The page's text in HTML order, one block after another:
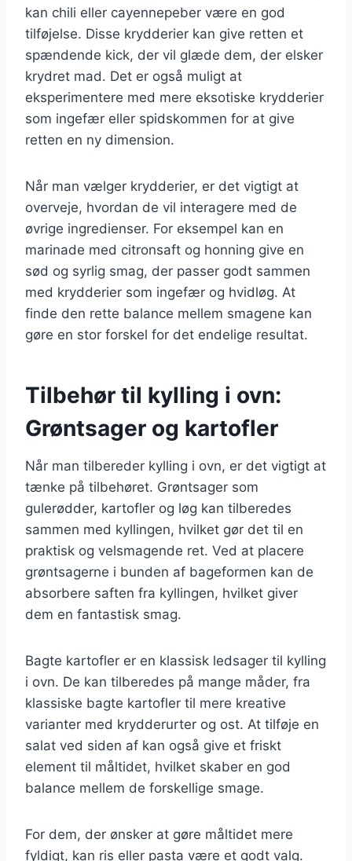
kan chili eller cayennepeber være en god
tilføjelse. Disse krydderier kan give retten et
spændende kick, der vil glæde dem, der elsker
krydret mad. Det er også muligt at
eksperimentere med mere eksotiske krydderier
som ingefær eller spidskommen for at give
retten en ny dimension.
Når man vælger krydderier, er det vigtigt at
overveje, hvordan de vil interagere med de
øvrige ingredienser. For eksempel kan en
marinade med citronsaft og honning give en
sød og syrlig smag, der passer godt sammen
med krydderier som ingefær og hvidløg. At
finde den rette balance mellem smagene kan
gøre en stor forskel for det endelige resultat.
Tilbehør til kylling i ovn:
Grøntsager og kartofler
Når man tilbereder kylling i ovn, er det vigtigt at
tænke på tilbehøret. Grøntsager som
gulerødder, kartofler og løg kan tilberedes
sammen med kyllingen, hvilket gør det til en
praktisk og velsmagende ret. Ved at placere
grøntsagerne i bunden af bageformen kan de
absorbere saften fra kyllingen, hvilket giver
dem en fantastisk smag.
Bagte kartofler er en klassisk ledsager til kylling
i ovn. De kan tilberedes på mange måder, fra
klassiske bagte kartofler til mere kreative
varianter med krydderurter og ost. At tilføje en
salat ved siden af kan også give et friskt
element til måltidet, hvilket skaber en god
balance mellem de forskellige smage.
For dem, der ønsker at gøre måltidet mere
fyldigt, kan ris eller pasta være et godt valg.